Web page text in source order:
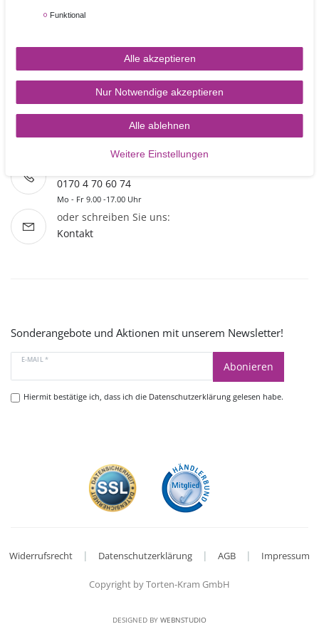
VERSANDPARTNER
0170 4 70 60 74
Mo - Fr 9.00 -17.00 Uhr
oder schreiben Sie uns:
Kontakt
Sonderangebote und Aktionen mit unserem Newsletter!
E-MAIL *
Abonieren
Hiermit bestätige ich, dass ich die Datenschutzerklärunggelesen habe.
Widerrufsrecht | Datenschutzerklärung | AGB | Impressum
Copyright by Torten-Kram GmbH
DESIGNED BY WEBNSTUDIO
Funktional
Alle akzeptieren
Nur Notwendige akzeptieren
Alle ablehnen
Weitere Einstellungen